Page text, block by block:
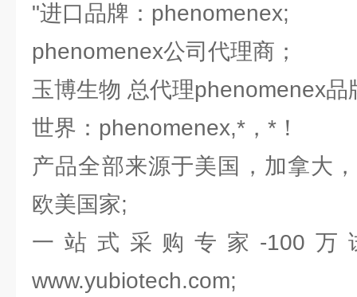
"进口品牌：phenomenex;
phenomenex公司代理商；
玉博生物 总代理phenomenex
世界：phenomenex,*，*！
产品全部来源于美国，加拿大
欧美国家;
一站式采购专家-100万
www.yubiotech.com;